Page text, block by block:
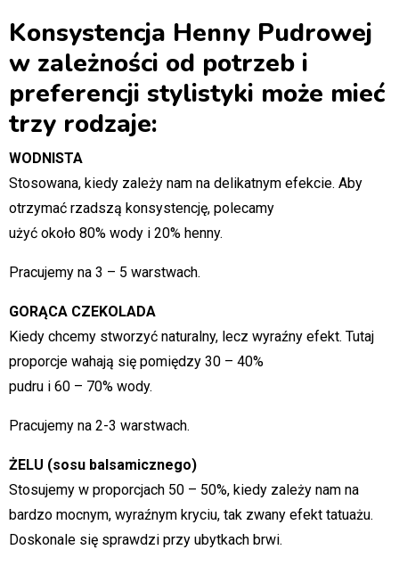
Konsystencja Henny Pudrowej
w zależności od potrzeb i
preferencji stylistyki może mieć
trzy rodzaje:
WODNISTA
Stosowana, kiedy zależy nam na delikatnym efekcie. Aby
otrzymać rzadszą konsystencję, polecamy
użyć około 80% wody i 20% henny.
Pracujemy na 3 – 5 warstwach.
GORĄCA CZEKOLADA
Kiedy chcemy stworzyć naturalny, lecz wyraźny efekt. Tutaj
proporcje wahają się pomiędzy 30 – 40%
pudru i 60 – 70% wody.
Pracujemy na 2-3 warstwach.
ŻELU (sosu balsamicznego)
Stosujemy w proporcjach 50 – 50%, kiedy zależy nam na
bardzo mocnym, wyraźnym kryciu, tak zwany efekt tatuażu.
Doskonale się sprawdzi przy ubytkach brwi.